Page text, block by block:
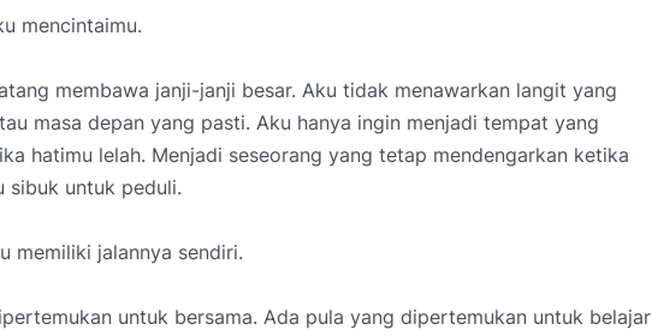
mencintaimu.
membawa janji-janji besar. Aku tidak menawarkan langit yang
masa depan yang pasti. Aku hanya ingin menjadi tempat yang
hatimu lelah. Menjadi seseorang yang tetap mendengarkan ketika
sibuk untuk peduli.
memiliki jalannya sendiri.
untuk bersama. Ada pula yang dipertemukan untuk belajar